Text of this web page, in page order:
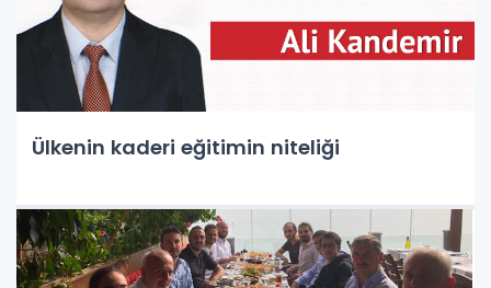
Ülkenin kaderi eğitimin niteliği